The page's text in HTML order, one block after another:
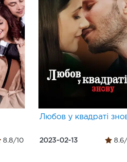
8.8/10
Любов у квадраті
2023-02-13 8.6/